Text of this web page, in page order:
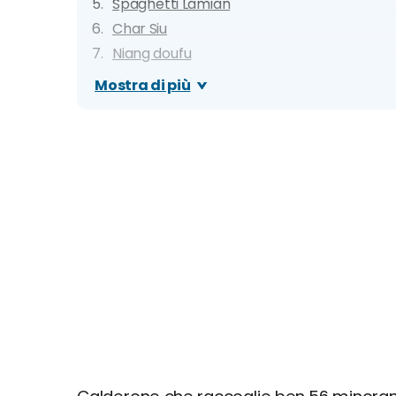
Char Siu
Niang doufu
Hongshao rou (pancetta brasata alla
Mostra di più